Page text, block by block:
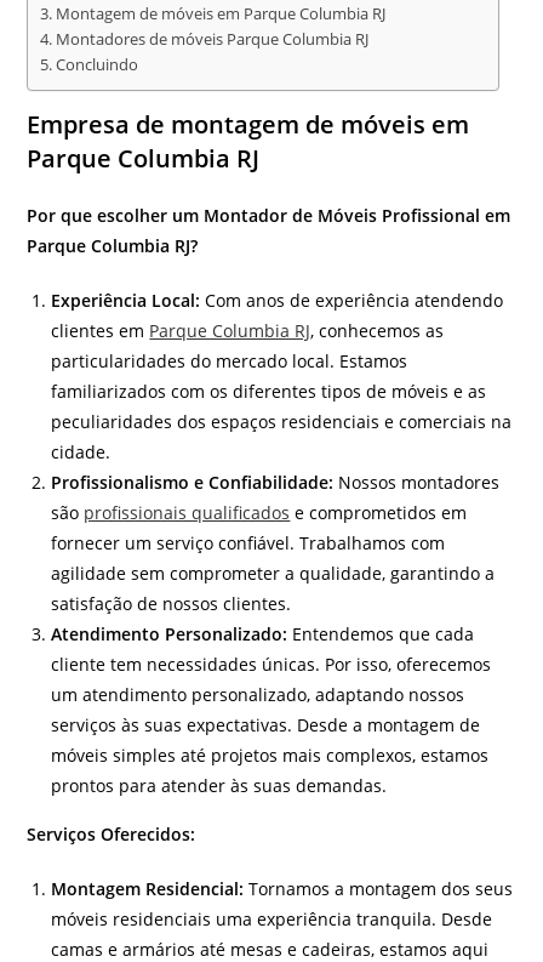
Montagem de móveis em Parque Columbia RJ
Montadores de móveis Parque Columbia RJ
Concluindo
Empresa de montagem de móveis em
Parque Columbia RJ
Por que escolher um Montador de Móveis Profissional em
Parque Columbia RJ?
Experiência Local: Com anos de experiência atendendo
clientes em Parque Columbia RJ, conhecemos as
particularidades do mercado local. Estamos
familiarizados com os diferentes tipos de móveis e as
peculiaridades dos espaços residenciais e comerciais na
cidade.
Profissionalismo e Confiabilidade: Nossos montadores
são profissionais qualificados e comprometidos em
fornecer um serviço confiável. Trabalhamos com
agilidade sem comprometer a qualidade, garantindo a
satisfação de nossos clientes.
Atendimento Personalizado: Entendemos que cada
cliente tem necessidades únicas. Por isso, oferecemos
um atendimento personalizado, adaptando nossos
serviços às suas expectativas. Desde a montagem de
móveis simples até projetos mais complexos, estamos
prontos para atender às suas demandas.
Serviços Oferecidos:
Montagem Residencial: Tornamos a montagem dos seus
móveis residenciais uma experiência tranquila. Desde
camas e armários até mesas e cadeiras, estamos aqui